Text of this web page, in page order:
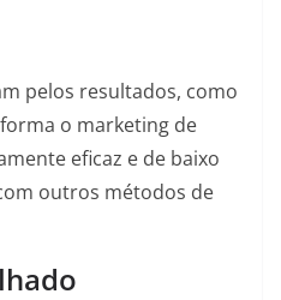
pelos resultados, como
o marketing de
eficaz e de baixo
outros métodos de